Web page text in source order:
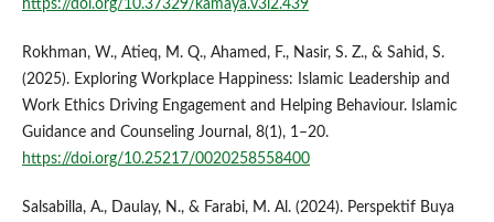
https://doi.org/10.37329/kamaya.v3i2.439
Rokhman, W., Atieq, M. Q., Ahamed, F., Nasir, S. Z., & Sahid, S.
(2025). Exploring Workplace Happiness: Islamic Leadership and
Work Ethics Driving Engagement and Helping Behaviour. Islamic
Guidance and Counseling Journal, 8(1), 1–20.
https://doi.org/10.25217/0020258558400
Salsabilla, A., Daulay, N., & Farabi, M. Al. (2024). Perspektif Buya